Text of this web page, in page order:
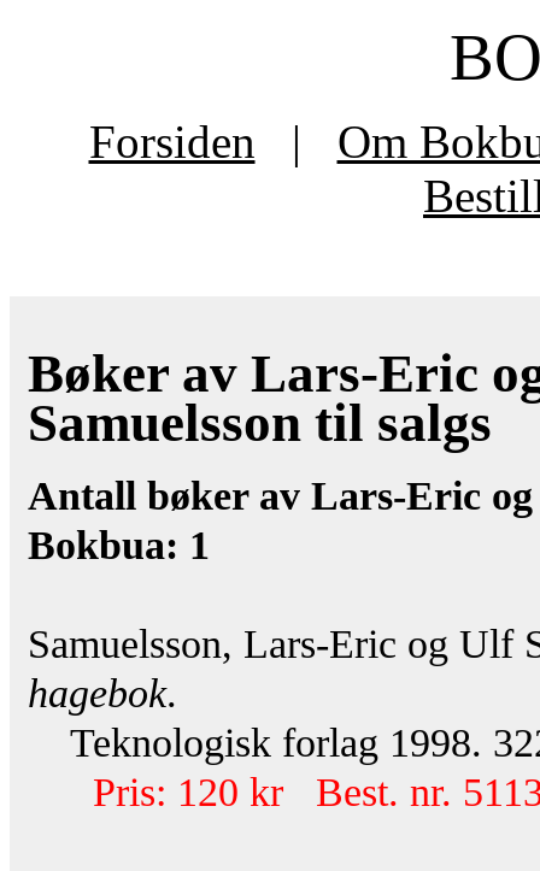
Forsiden |
Om
Bøker av Lars-Eric
Samuelsson til salgs
Antall bøker av Lars-Eric og
Bokbua: 1
Samuelsson, Lars-Eric og Ulf
hagebok.
Teknologisk forlag 1998.
Pris: 120 kr Best. nr.